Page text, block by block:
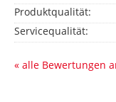
Produktqualität:
Servicequalität:
« alle Bewertungen